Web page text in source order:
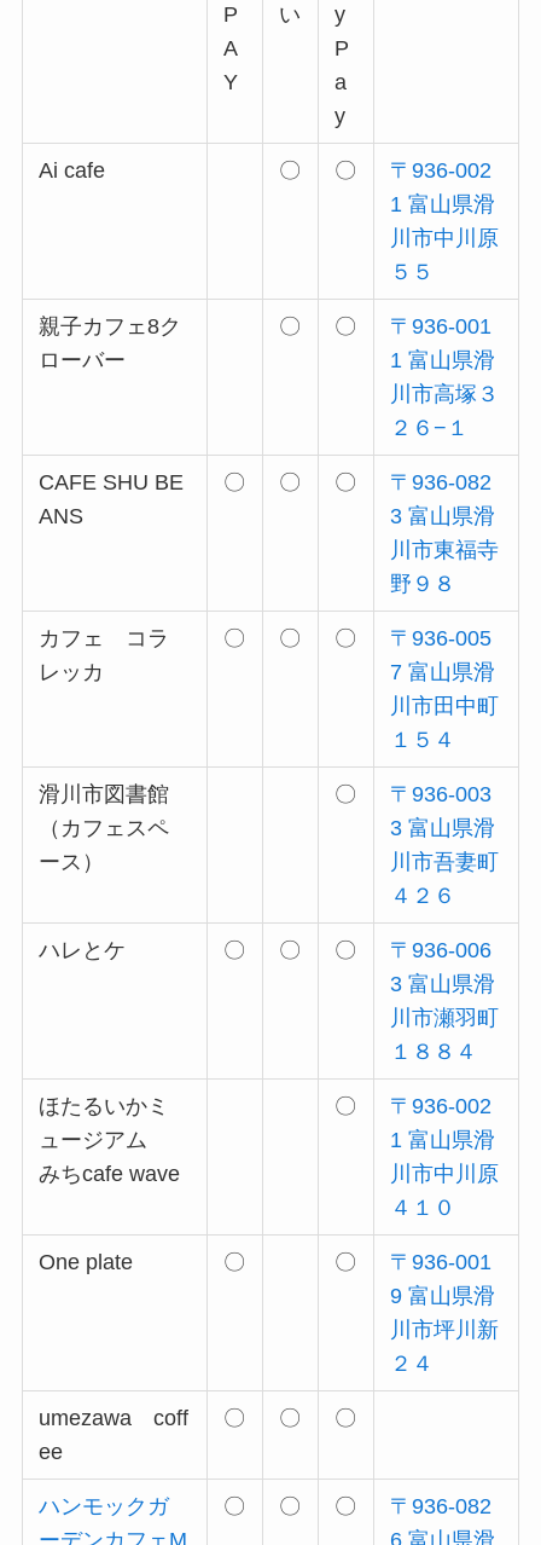
P
A
Y
い
y
P
a
y
Ai cafe 〇 〇
〒936-002
1 富山県滑
川市中川原
５５
親子カフェ8ク
ローバー
〇 〇
〒936-001
1 富山県滑
川市高塚３
２６−１
CAFE SHU BE
ANS
〇 〇 〇
〒936-082
3 富山県滑
川市東福寺
野９８
カフェ コラ
レッカ
〇 〇 〇
〒936-005
7 富山県滑
川市田中町
１５４
滑川市図書館
（カフェスペ
ース）
〇
〒936-003
3 富山県滑
川市吾妻町
４２６
ハレとケ 〇 〇 〇
〒936-006
3 富山県滑
川市瀬羽町
１８８４
ほたるいかミ
ュージアム
みちcafe wave
〇
〒936-002
1 富山県滑
川市中川原
４１０
One plate 〇 〇
〒936-001
9 富山県滑
川市坪川新
２４
umezawa coff
ee
〇 〇 〇
ハンモックガ
ーデンカフェM
〇 〇 〇
〒936-082
6 富山県滑